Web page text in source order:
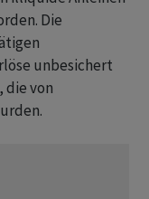
Die
unbesichert
von